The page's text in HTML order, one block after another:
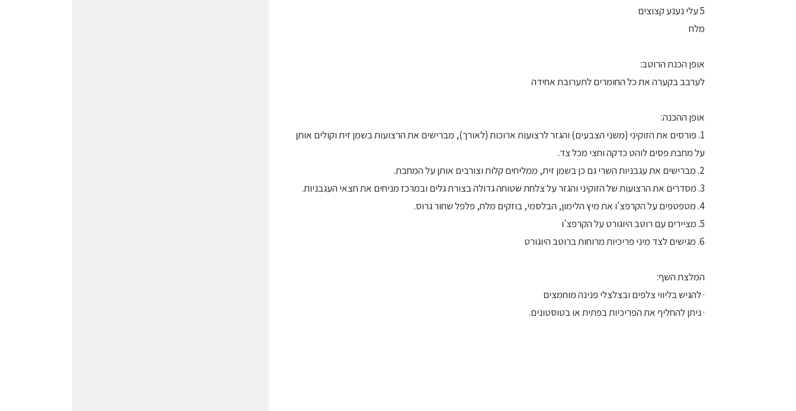
5 עלי נענע קצוצים
מלח
אופן הכנת הרוטב:
לערבב בקערה את כל החומרים לתערובת אחידה
אופן ההכנה:
1. פורסים את הזוקיני (משני הצבעים) והגזר לרצועות ארוכות (לאורך), מברישים את הרצועות בשמן זית וקולים אותן
על מחבת פסים לוהט כדקה וחצי מכל צד.
2. מברישים את עגבניות השרי גם כן בשמן זית, ממליחים קלות וצורבים אותן על המחבת.
3. מסדרים את הרצועות של הזוקיני והגזר על צלחת שטוחה גדולה בצורת גלים ובמרכז מניחים את חצאי העגבניות.
4. מטפטפים על הקרפצ'ו את מיץ הלימון, הבלסמי, בוזקים מלח, פלפל שחור גרוס.
5. מציירים עם רוטב היוגורט על הקרפצ'ו
6. מגישים לצד מיני פריכיות מרוחות ברוטב היוגורט
המלצת השף:
· להגיש בליווי צלפים ובצלצלי פנינה מוחמצים
· ניתן להחליף את הפריכיות בפתית או בטוסטונים.